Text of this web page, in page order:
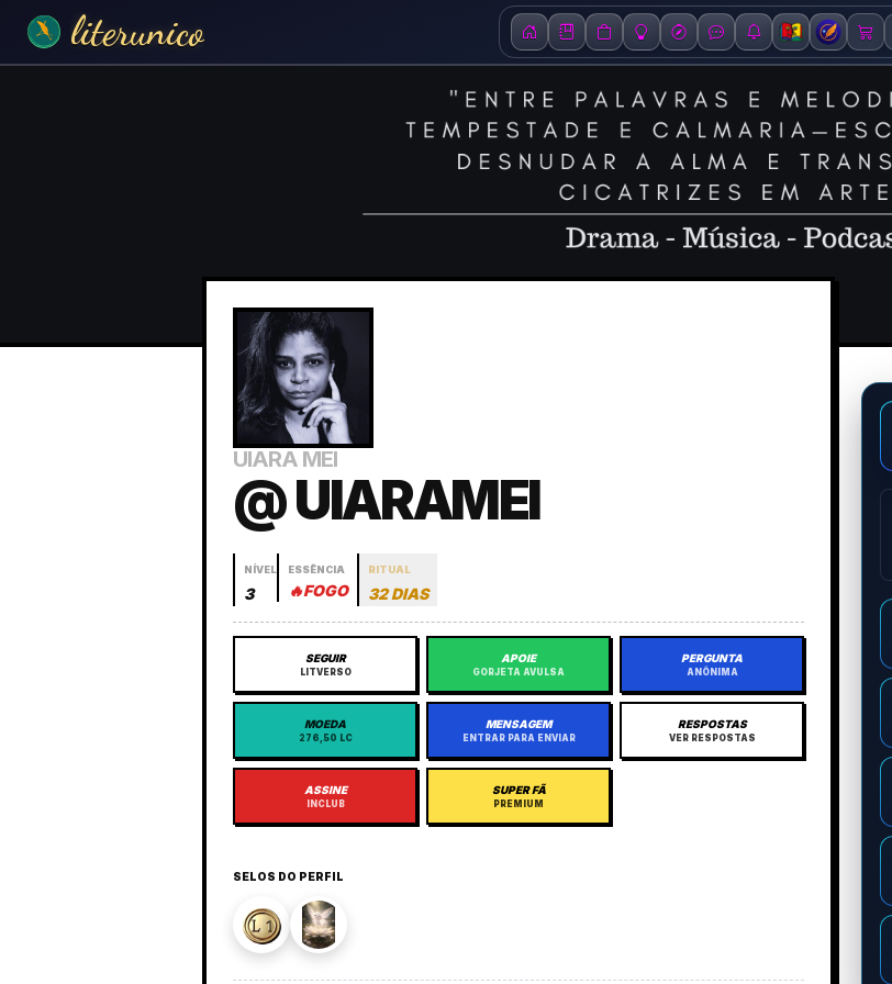
literunico
UIARA MEI
@ UIARAMEI
NÍVEL
3
ESSÊNCIA
🔥FOGO
RITUAL
32 DIAS
SEGUIR
LITVERSO
APOIE
GORJETA AVULSA
PERGUNTA
ANÔNIMA
MOEDA
276,50 LC
MENSAGEM
ENTRAR PARA ENVIAR
RESPOSTAS
VER RESPOSTAS
ASSINE
INCLUB
SUPER FÃ
PREMIUM
SELOS DO PERFIL